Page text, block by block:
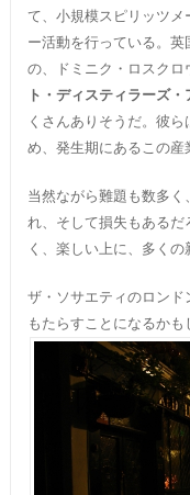
て、小規模スピリッツ
ー活動を行っている。
の、ドミニク・ロスク
ト・ディスティラーズ
くさんありそうだ。彼
め、発生期にあるこの産
当然ながら難題も数多
れ、そして損失もあるだ
く、楽しい上に、多くの
ザ・ソサエティのロン
もたらすことになるかも